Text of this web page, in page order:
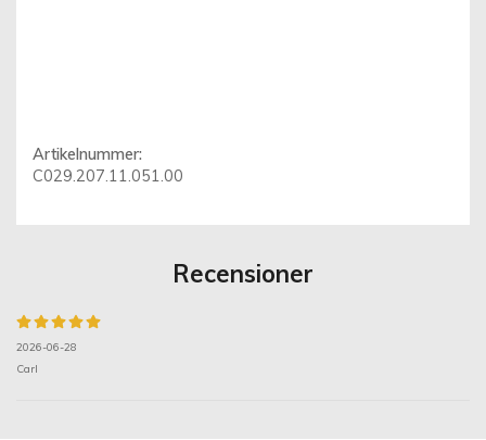
Artikelnummer:
C029.207.11.051.00
Recensioner
2026-06-28
Carl